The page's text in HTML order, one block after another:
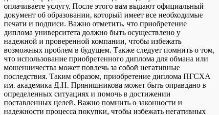
оплачиваете услугу. После этого вам выдают официальный
документ об образовании, который имеет все необходимые
печати и подписи. Важно отметить, что приобретение
диплома университета должно быть осуществлено у
надежной и проверенной компании, чтобы избежать
возможных проблем в будущем. Также следует помнить о том,
что использование приобретенного диплома для обмана или
мошенничества может повлечь за собой негативные
последствия. Таким образом, приобретение диплома ПГСХА
им. академика Д.Н. Прянишникова может быть оправдано в
определенных ситуациях и помочь в достижении
поставленных целей. Важно помнить о законности и
надежности процесса покупки, чтобы избежать негативных